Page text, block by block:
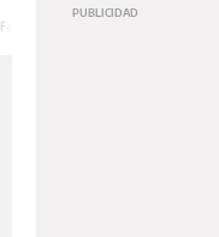
Feria de Editores